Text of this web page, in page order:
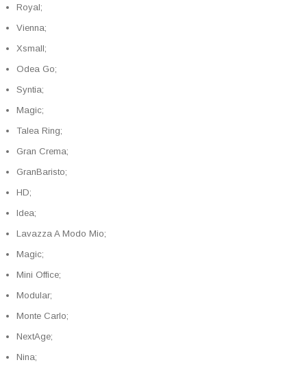
Royal;
Vienna;
Хsmall;
Odea Go;
Syntia;
Magic;
Talea Ring;
Gran Crema;
GranBaristo;
HD;
Idea;
Lavazza A Modo Mio;
Magic;
Mini Office;
Modular;
Monte Carlo;
NextAge;
Nina;